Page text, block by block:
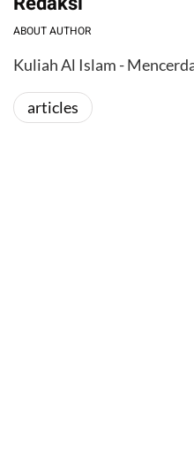
ABOUT AUTHOR
Kuliah Al Islam -
articles